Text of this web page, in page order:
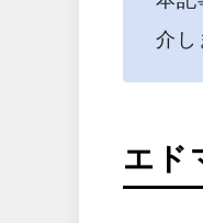
介し
エド